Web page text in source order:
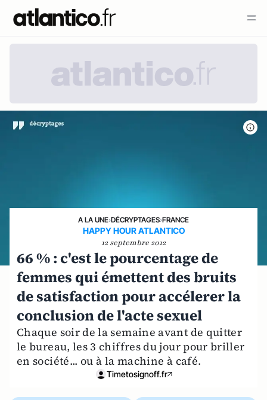
A LA UNE›DÉCRYPTAGES›FRANCE
HAPPY HOUR ATLANTICO
12 septembre 2012
66 % : c'est le pourcentage de
femmes qui émettent des bruits
de satisfaction pour accélerer la
conclusion de l'acte sexuel
Chaque soir de la semaine avant de quitter
le bureau, les 3 chiffres du jour pour briller
en société... ou à la machine à café.
Timetosignoff.fr